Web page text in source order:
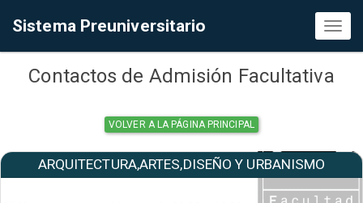
Sistema Preuniversitario
Contactos de Admisión Facultativa
VOLVER A LA PÁGINA PRINCIPAL
ARQUITECTURA,ARTES,DISEÑO Y URBANISMO